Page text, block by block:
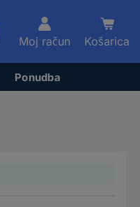
Moj račun Košarica
Ponudba